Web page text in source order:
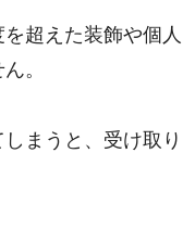
超えた装飾や個人
。
まうと、受け取り